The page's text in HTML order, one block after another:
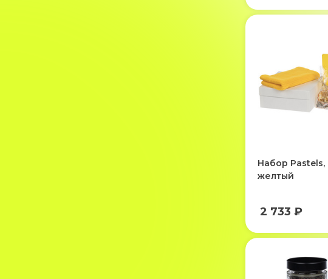
Набор Pastels,
желтый
2 733 ₽